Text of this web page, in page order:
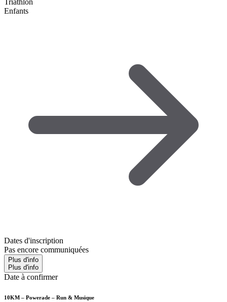
Enfants
Dates d'inscription
Pas encore communiquées
Plus d'info
Plus d'info
Date à confirmer
10KM – Powerade – Run & Musique